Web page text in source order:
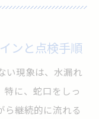
ンと点検手順
い現象は、水漏れ
特に、蛇口をしっ
ら継続的に流れる